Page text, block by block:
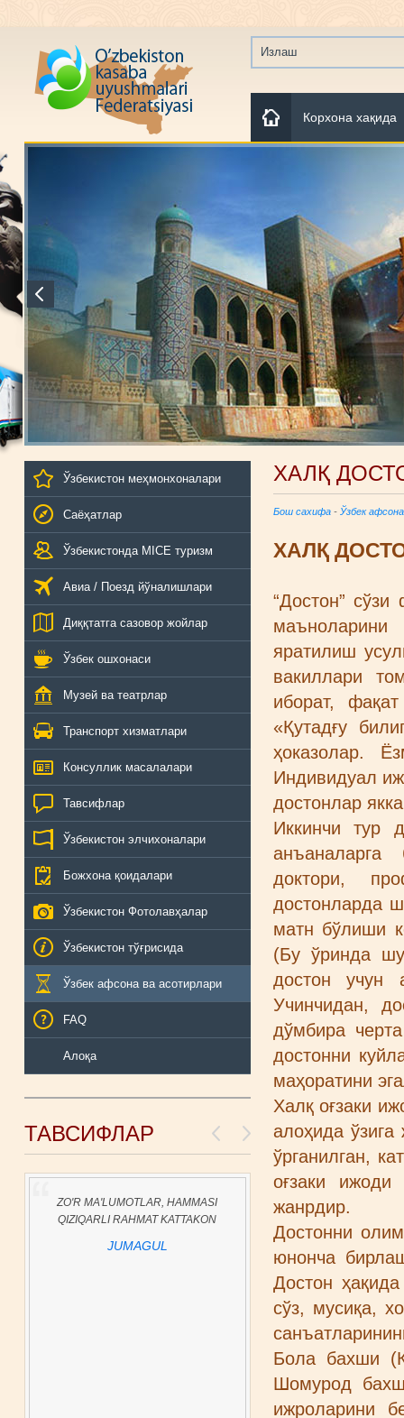
Корхона хақида
Ўзбекистон меҳмонхоналари
Саёҳатлар
Ўзбекистонда MICE туризм
Авиа / Поезд йўналишлари
Диққтатга сазовор жойлар
Ўзбек ошхонаси
Музей ва театрлар
Транспорт хизматлари
Консуллик масалалари
Тавсифлар
Ўзбекистон элчихоналари
Божхона қоидалари
Ўзбекистон Фотолавҳалар
Ўзбекистон тўғрисида
Ўзбек афсона ва асотирлари
FAQ
Алоқа
ТАВСИФЛАР
ZO'R MA'LUMOTLAR, HAMMASI
QIZIQARLI RAHMAT KATTAKON
JUMAGUL
ХАЛҚ
Бош сахифа - Ўзбек
ХАЛҚ
“Достон” сўзи
маъноларини
яратилиш
вакиллари
иборат,
«Қутадғу
ҳоказолар.
Индивидуал
достонлар
Иккинчи тур
доктори,
достонларда
матн бўлиши
(Бу ўринда
достон учун
Учинчидан,
дўмбира
достонни
маҳоратини
Халқ оғзаки
алоҳида ўзига
ўрганилган,
оғзаки
жанрдир.
Достонни
юнонча
Достон
сўз, мусиқа,
Бола бахши
Шомурод
ижроларини